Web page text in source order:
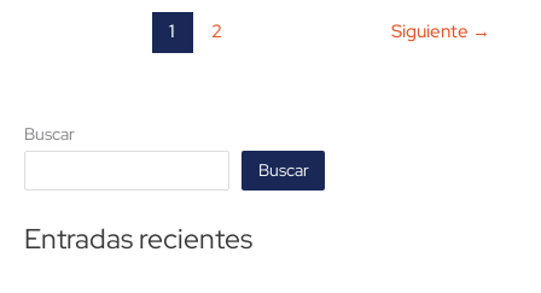
1 2 Siguiente →
Buscar
Buscar
Entradas recientes